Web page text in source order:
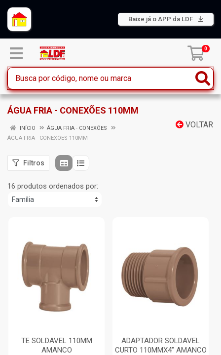
Baixe já o APP da LDF
0
ÁGUA FRIA - CONEXÕES 110MM
VOLTAR
INÍCIO
ÁGUA FRIA - CONEXÕES
ÁGUA FRIA - CONEXÕES 110MM
Filtros
16 produtos ordenados por:
TE SOLDAVEL 110MM
AMANCO
ADAPTADOR SOLDAVEL
CURTO 110MMX4” AMANCO